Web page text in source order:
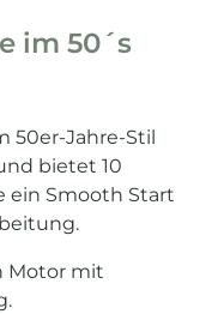
im 50´s
50er-Jahre-Stil
bietet 10
ein Smooth Start
Motor mit